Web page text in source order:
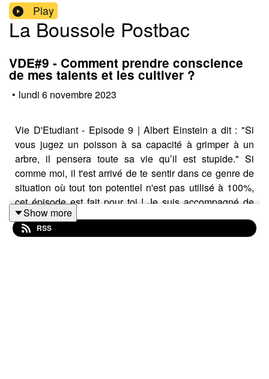
Play
La Boussole Postbac
VDE#9 - Comment prendre conscience
de mes talents et les cultiver ?
• lundi 6 novembre 2023
Vie D'Etudiant - Episode 9 | Albert Einstein a dit : "Si
vous jugez un poisson à sa capacité à grimper à un
arbre, il pensera toute sa vie qu’il est stupide." Si
comme moi, il t'est arrivé de te sentir dans ce genre de
situation où tout ton potentiel n'est pas utilisé à 100%,
cet épisode est fait pour toi ! Je suis accompagné de
@Marie_avenir_orientation et ensemble nous allons te
donner des astuces pour trouver ta zone de talent et
Show more
RSS